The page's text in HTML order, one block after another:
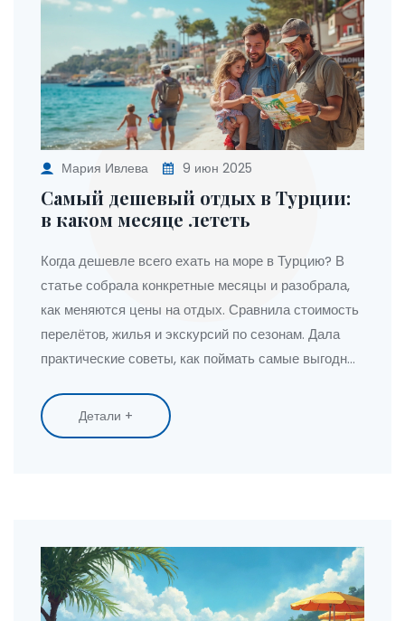
Мария Ивлева 9 июн 2025
Самый дешевый отдых в Турции:
в каком месяце лететь
Когда дешевле всего ехать на море в Турцию? В
статье собрала конкретные месяцы и разобрала,
как меняются цены на отдых. Сравнила стоимость
перелётов, жилья и экскурсий по сезонам. Дала
практические советы, как поймать самые выгодные
сэкономить на поездке, но не на впечатлениях.
Детали +